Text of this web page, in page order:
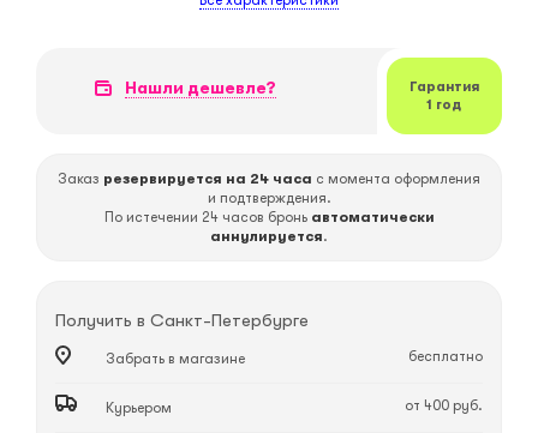
Нашли дешевле?
Гарантия
1 год
Заказ резервируется на 24 часа с момента оформления
и подтверждения.
По истечении 24 часов бронь автоматически
аннулируется.
Получить в Санкт-Петербурге
Забрать в магазине бесплатно
Курьером от 400 руб.